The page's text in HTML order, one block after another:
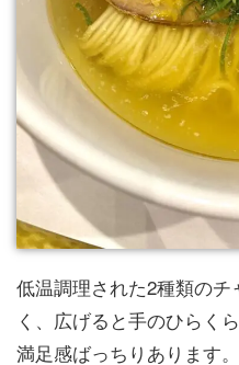
低温調理された2種類の
く、広げると手のひらく
満足感ばっちりあります